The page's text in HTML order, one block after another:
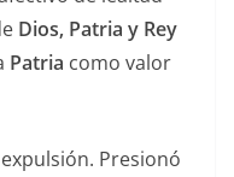
Dios, Patria y Rey
Patria como valor
Presionó